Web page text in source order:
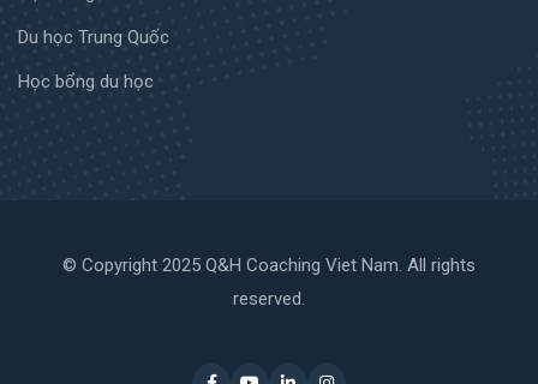
Du học Trung Quốc
Học bổng du học
© Copyright 2025 Q&H Coaching Viet Nam. All rights
reserved.